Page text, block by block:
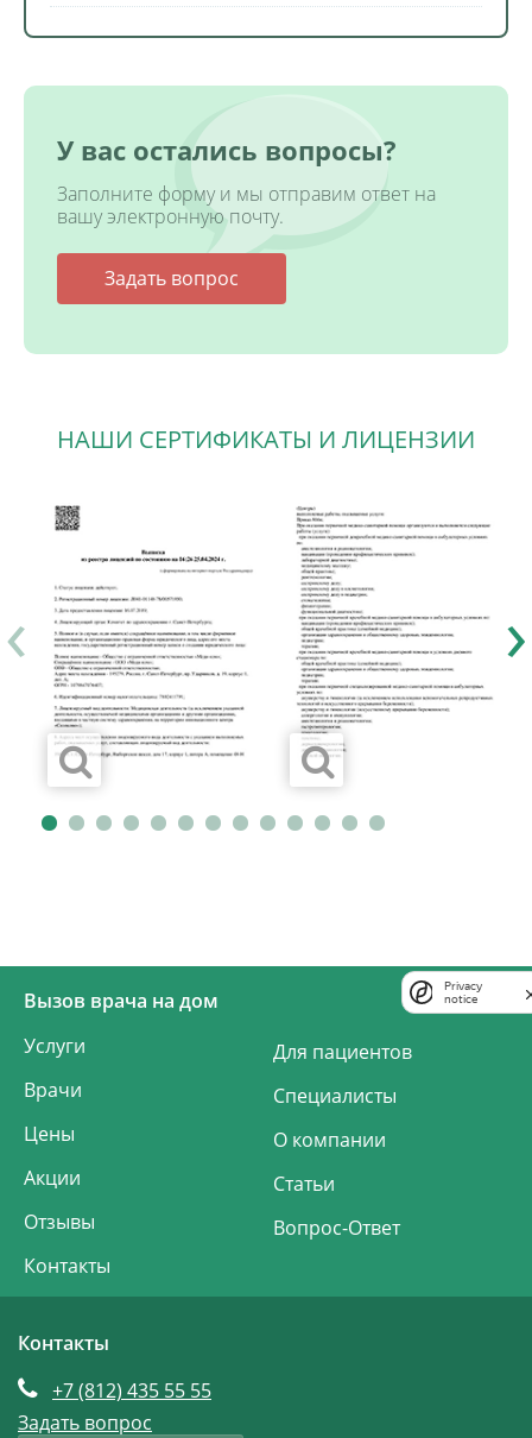
У вас остались вопросы?
Заполните форму и мы отправим ответ на
вашу электронную почту.
Задать вопрос
НАШИ СЕРТИФИКАТЫ И ЛИЦЕНЗИИ
‹ ›
Вызов врача на дом
Услуги
Врачи
Цены
Акции
Отзывы
Контакты
Для пациентов
Специалисты
О компании
Статьи
Вопрос-Ответ
Контакты
+7 (812) 435 55 55
Задать вопрос
Privacy
notice